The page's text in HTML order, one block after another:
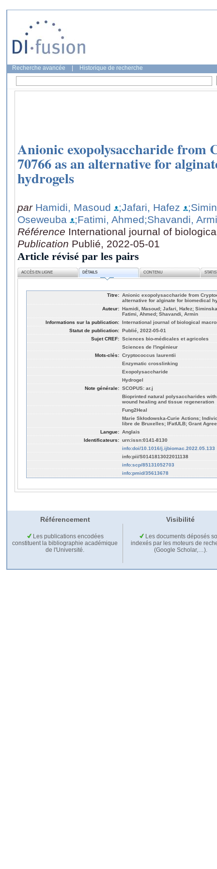
Recherche avancée Historique de recherche
Anionic exopolysaccharide from
70766 as an alternative for
hydrogels
par Hamidi, Masoud ;Jafari, Hafez
Oseweuba
;Fatimi, Ahmed;Shavandi,
Référence International journal of
Publication Publié, 2022-05-01
Article révisé par les pairs
ACCÈS EN LIGNE DÉTAILS CONTENU
Titre: Anionic exopolysaccharide from
alternative for alginate for biomedical
Auteur: Hamidi, Masoud; Jafari, Hafez;
Fatimi, Ahmed; Shavandi, Armin
Informations sur la publication: International journal of biological
Statut de publication: Publié, 2022-05-01
Sujet CREF: Sciences bio-médicales et agricoles
Sciences de l'ingénieur
Mots-clés: Cryptococcus laurentii
Enzymatic crosslinking
Exopolysaccharide
Hydrogel
Note générale: SCOPUS: ar.j
Bioprinted natural polysaccharides
wound healing and tissue regeneration
Fung2Heal
Marie Skłodowska-Curie Actions;
libre de Bruxelles; IFatULB; Grant
Langue: Anglais
Identificateurs: urn:issn:0141-8130
info:doi/10.1016/j.ijbiomac.2022.05.133
info:pii/S0141813022011138
info:scp/85131052703
info:pmid/35613678
Référencement Visibilité
Les publications encodées
constituent la bibliographie académique
de l'Université.
Les documents déposés
indexés par les moteurs de
(Google Scholar,…).